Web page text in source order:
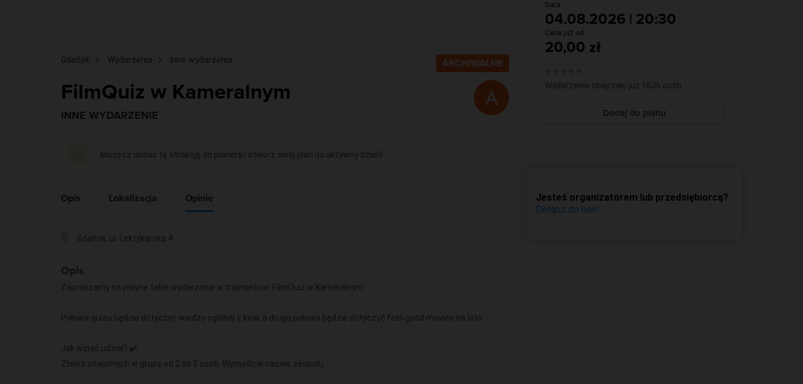
ARCHIWALNE
Gdańsk Wydarzenia Inne wydarzenia
FilmQuiz w Kameralnym
INNE WYDARZENIE
Możesz dodać tę atrakcję do planera i stwórz swój plan na aktywny dzień!
Opis Lokalizacja Opinie
Gdańsk, ul. Lektykarska 4
Opis
Zapraszamy na jedyne takie wydarzenie w trójmieście: FilmQuiz w Kameralnym
Połowa quizu będzie dotyczyć wiedzy ogólnej z kina, a druga połowa będzie dotyczyć feel-good movies na lato.
Jak wziąć udział? ✔️
Zbierz znajomych w grupę od 2 do 5 osób. Wymyślcie nazwę zespołu.
Data:
04.08.2026 | 20:30
Cena już od:
20,00 zł
Wydarzenie obejrzało już 1636 osób
Dodaj do planu
Jesteś organizatorem lub przedsiębiorcą?
Dołącz do nas!